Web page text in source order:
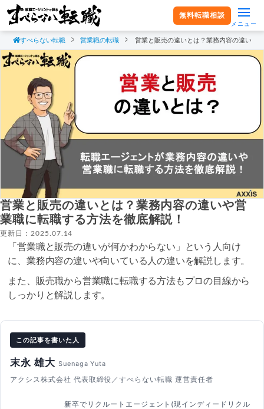
無料転職相談
メニュー
すべらない転職 営業職の転職 営業と販売の違いとは？業務内容の違いや
営業と販売の違いとは？業務内容の違いや営
業職に転職する方法を徹底解説！
更新日：2025.07.14
「営業職と販売の違いが何かわからない」という人向け
に、業務内容の違いや向いている人の違いを解説します。
また、販売職から営業職に転職する方法もプロの目線から
しっかりと解説します。
この記事を書いた人
末永 雄大 Suenaga Yuta
アクシス株式会社 代表取締役／すべらない転職 運営責任者
新卒でリクルートエージェント(現インディードリクル